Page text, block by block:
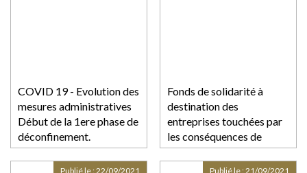
COVID 19 - Evolution des
mesures administratives
Début de la 1ere phase de
déconfinement.
Fonds de solidarité à
destination des
entreprises touchées par
les conséquences de
l'épidémie de covid-19
Publié le :22/09/2021 Publié le :21/09/2021